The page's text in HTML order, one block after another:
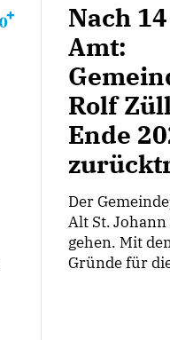
Nach
Amt:
Rolf
Ende
Der
Alt St.
gehen. Mit
Gründe für